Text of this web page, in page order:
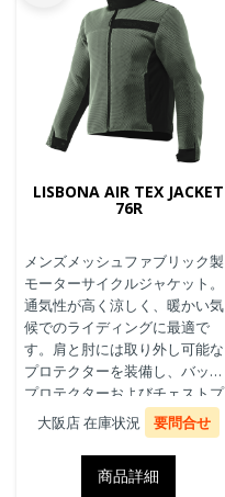
LISBONA AIR TEX JACKET
76R
メンズメッシュファブリック製
モーターサイクルジャケット。
通気性が高く涼しく、暖かい気
候でのライディングに最適で
す。肩と肘には取り外し可能な
プロテクターを装備し、バック
プロテクターおよびチェストプ
ロテクターにも対応していま
す。
大阪店 在庫状況 要問合せ
商品詳細